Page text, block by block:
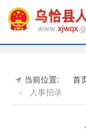
人事招录
（信息更新